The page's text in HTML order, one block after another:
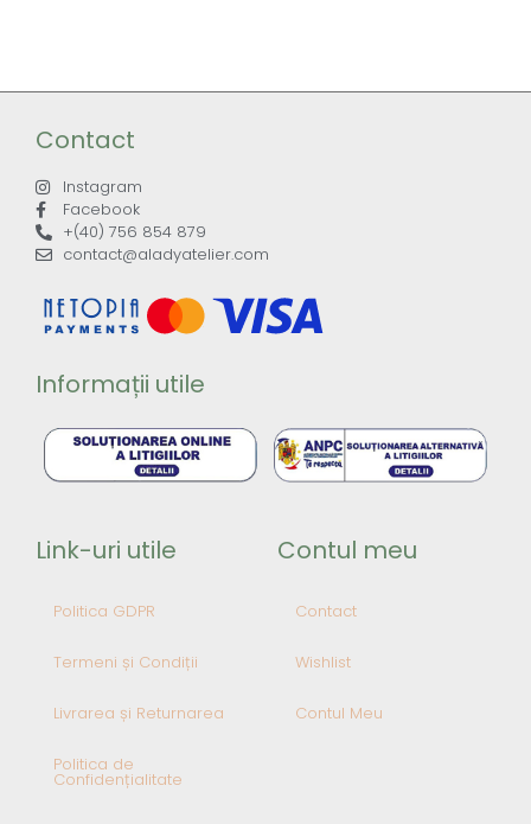
Contact
Instagram
Facebook
+(40) 756 854 879
contact@aladyatelier.com
Informații utile
Link-uri utile
Politica GDPR
Termeni și Condiții
Livrarea și Returnarea
Politica de
Confidențialitate
Contul meu
Contact
Wishlist
Contul Meu